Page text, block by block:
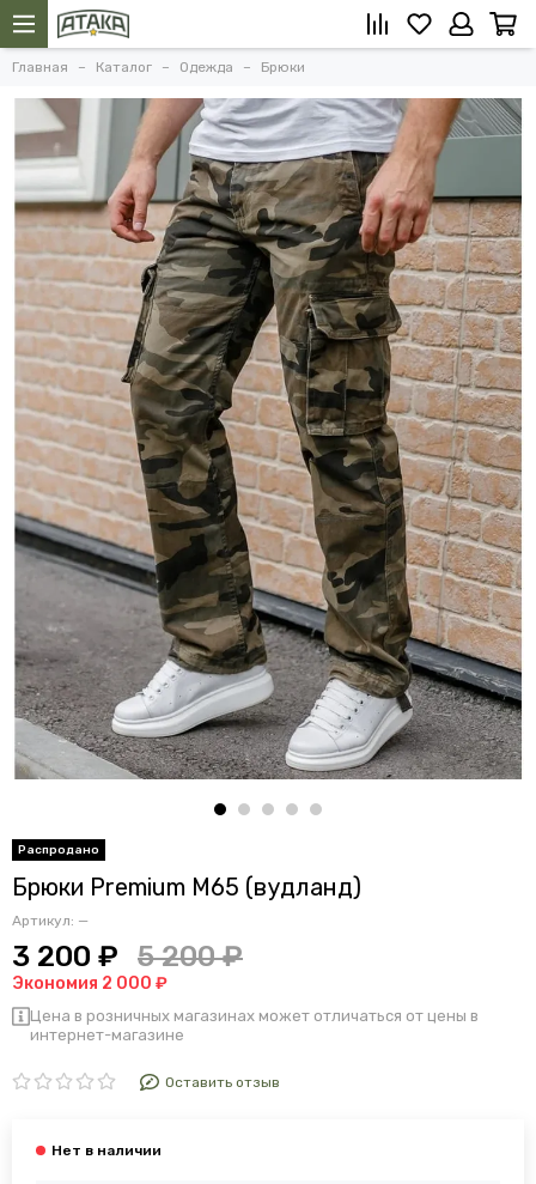
Главная Каталог Одежда Брюки
Брюки Premium M65 (вудланд)
Артикул: —
3 200 ₽ 5 200 ₽
Экономия 2 000 ₽
Цена в розничных магазинах может отличаться от цены в
интернет-магазине
Оставить отзыв